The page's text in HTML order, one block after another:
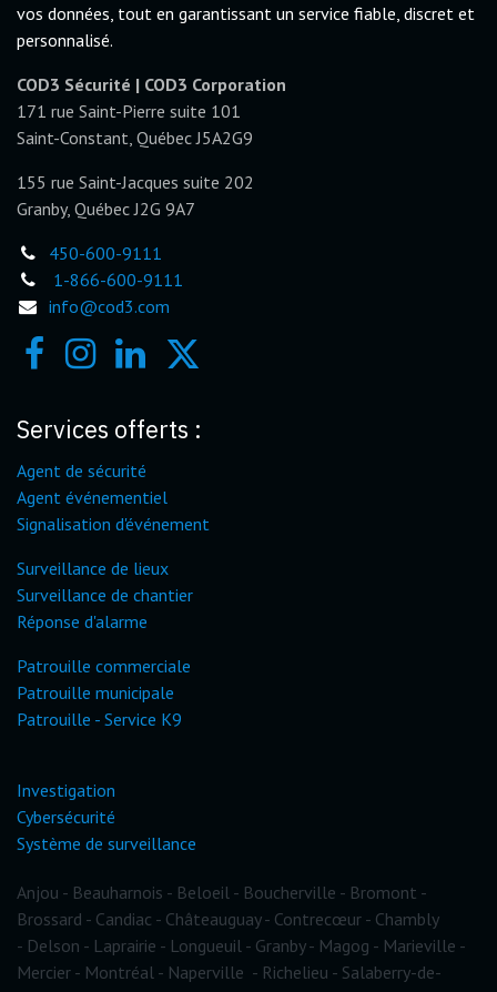
vos données, tout en garantissant un service fiable, discret et
personnalisé.
COD3 Sécurité | COD3 Corporation
171 rue Saint-Pierre suite 101
Saint-Constant, Québec J5A2G9
155 rue Saint-Jacques suite 202
Granby, Québec J2G 9A7
450-600-9111
1-866-600-9111
info@cod3.com
Services offerts :
Agent de sécurité
Agent événementiel
Signalisation d'événement
Surveillance de lieux
Surveillance de chantier
Réponse d'alarme
Patrouille commerciale
Patrouille municipale
Patrouille - Service K9
Investigation
Cybersécurité
Système de surveillance
Anjou - Beauharnois - Beloeil - Boucherville - Bromont -
Brossard - Candiac - Châteauguay- Contrecœur - Chambly
- Delson - Laprairie - Longueuil - Granby- Magog - Marieville -
Mercier - Montréal - Naperville - Richelieu - Salaberry-de-